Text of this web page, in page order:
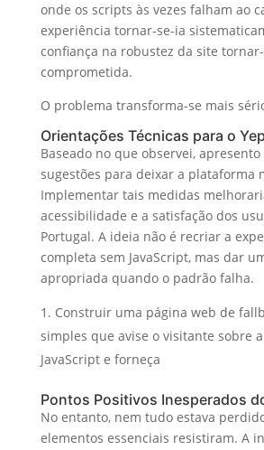
onde os scripts às vezes falham ao
experiência tornar-se-ia
confiança na robustez da site
comprometida.
O problema transforma-se mais
Orientações Técnicas para o
Baseado no que observei,
sugestões para deixar a plataforma
Implementar tais medidas
acessibilidade e a satisfação dos
Portugal. A ideia não é recriar a
completa sem JavaScript, mas dar
apropriada quando o padrão falha.
Construir uma página web de
simples que avise o visitante sobre
JavaScript e forneça
Pontos Positivos Inesperados
No entanto, nem tudo estava
elementos essenciais resistiram. A